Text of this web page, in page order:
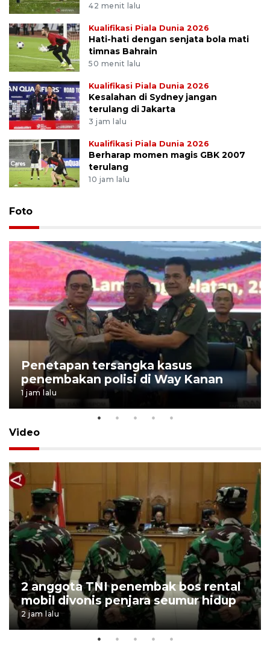
42 menit lalu
Kualifikasi Piala Dunia 2026
Hati-hati dengan senjata bola mati
timnas Bahrain
50 menit lalu
Kualifikasi Piala Dunia 2026
Kesalahan di Sydney jangan
terulang di Jakarta
3 jam lalu
Kualifikasi Piala Dunia 2026
Berharap momen magis GBK 2007
terulang
10 jam lalu
Foto
Penetapan tersangka kasus
penembakan polisi di Way Kanan
1 jam lalu
Video
2 anggota TNI penembak bos rental
mobil divonis penjara seumur hidup
2 jam lalu